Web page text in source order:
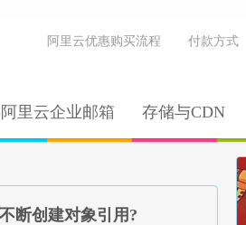
阿里云企业邮箱 存储与CDN
阿里云优惠购买流程 付款方式
断创建对象引用?